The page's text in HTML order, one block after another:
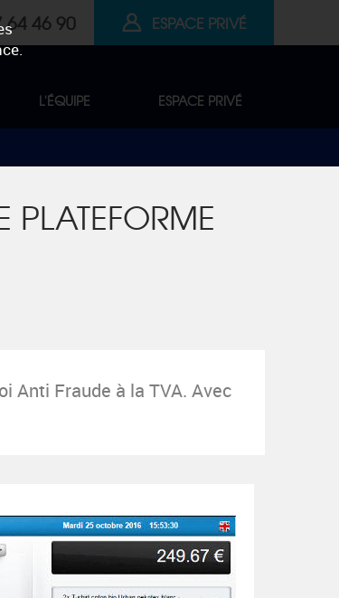
ESPACE PRIVÉ
64 46 90
L'ÉQUIPE ESPACE PRIVÉ
PLATEFORME
Anti Fraude à la TVA. Avec